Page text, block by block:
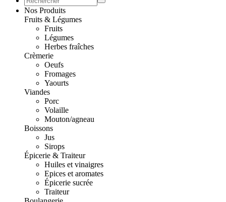
Nos Produits
Fruits & Légumes
Fruits
Légumes
Herbes fraîches
Crèmerie
Oeufs
Fromages
Yaourts
Viandes
Porc
Volaille
Mouton/agneau
Boissons
Jus
Sirops
Épicerie & Traiteur
Huiles et vinaigres
Epices et aromates
Épicerie sucrée
Traiteur